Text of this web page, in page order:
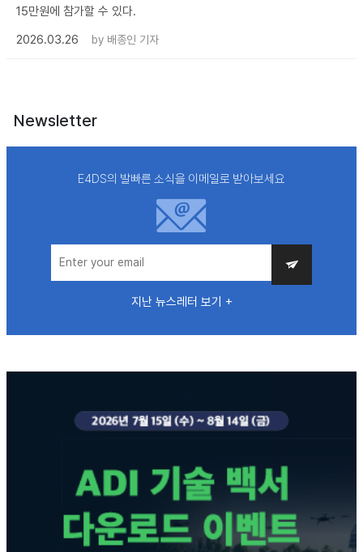
15만원에 참가할 수 있다.
2026.03.26
by 배종인 기자
Newsletter
E4DS의 발빠른 소식을 이메일로 받아보세요
지난 뉴스레터 보기 +